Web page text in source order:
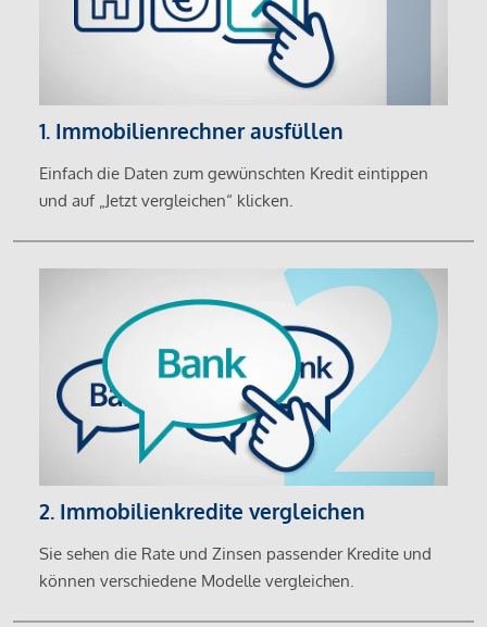
1. Immobilienrechner ausfüllen
Einfach die Daten zum gewünschten Kredit eintippen
und auf „Jetzt vergleichen“ klicken.
2. Immobilienkredite vergleichen
Sie sehen die Rate und Zinsen passender Kredite und
können verschiedene Modelle vergleichen.